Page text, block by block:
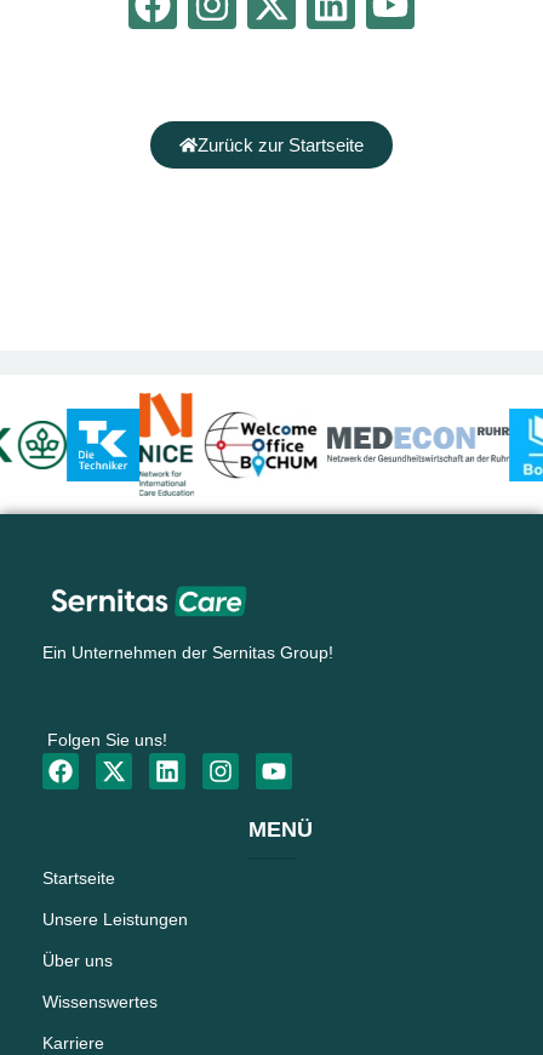
Zurück zur Startseite
Ein Unternehmen der Sernitas Group!
Folgen Sie uns!
MENÜ
Startseite
Unsere Leistungen
Über uns
Wissenswertes
Karriere